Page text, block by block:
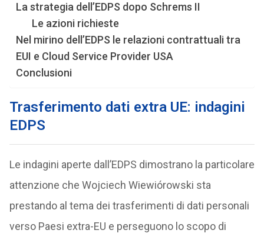
La strategia dell’EDPS dopo Schrems II
Le azioni richieste
Nel mirino dell’EDPS le relazioni contrattuali tra
EUI e Cloud Service Provider USA
Conclusioni
Trasferimento dati extra UE: indagini
EDPS
Le indagini aperte dall’EDPS dimostrano la particolare
attenzione che Wojciech Wiewiórowski sta
prestando al tema dei trasferimenti di dati personali
verso Paesi extra-EU e perseguono lo scopo di